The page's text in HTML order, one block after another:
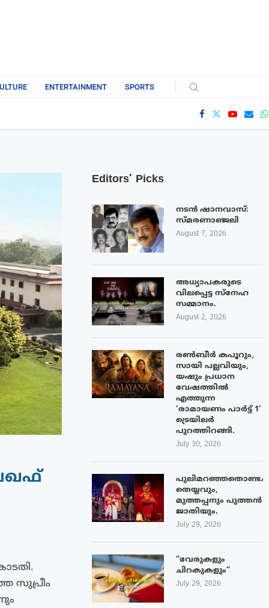
ENTERTAINMENT SPORTS
വഖഫ്
സുപ്രീം
Editors’ Picks
നടൻ ഷാനവാസ്:
സ്മരണാഞ്ജലി
August 7, 2026
അധ്യാപകരുടെ
വിലപ്പെട്ട സ്നേഹ
സമ്മാനം.
August 2, 2026
രൺബീർ കപൂറും,
സായി പല്ലവിയും,
യഷും പ്രധാന
വേഷത്തിൽ
എത്തുന്ന
‘രാമായണം പാർട്ട് 1’
ട്രെയിലർ
പുറത്തിറങ്ങി.
July 30, 2026
തെയ്യവും,
മുത്തപ്പനും പുത്തൻ
ജാതിയും.
July 29, 2026
“വേരുകളും
ചിറകുകളും”
July 29, 2026